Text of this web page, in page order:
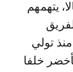
يتهمهم
تولي
خلفا